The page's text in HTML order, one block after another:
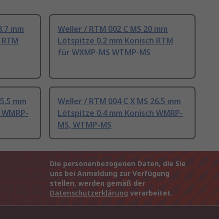
mm
Weller / RTM 002 C MS 20 mm
Lötspitze 0.2 mm Konisch RTM
für WXMP-MS WTMP-MS
mm
Weller / RTM 004 C X MS 26.5 mm
Lötspitze 0.4 mm Konisch WMRP-
MS, WTMP-MS
Die personenbezogenen Daten, die Sie
uns bei Anmeldung zur Verfügung
stellen, werden gemäß der
Datenschutzerklärung verarbeitet.